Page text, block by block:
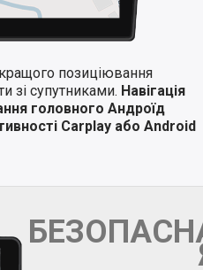
позиціювання
зі супутниками. Навігація
головного Андроїд
Carplay або Android